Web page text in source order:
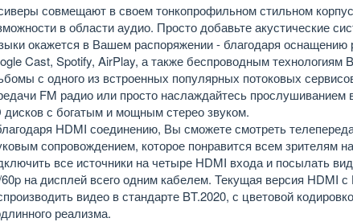
совмещают в своем тонкопрофильном стильном
в области аудио. Просто добавьте акустические
окажется в Вашем распоряжении - благодаря оснащению
Cast, Spotify, AirPlay, а также беспроводным технологиям
с одного из встроенных популярных потоковых
FM радио или просто наслаждайтесь прослушиванием
дисков с богатым и мощным стерео звуком.
HDMI соединению, Вы сможете смотреть
сопровождением, которое понравится всем зрителям
все источники на четыре HDMI входа и посылать
на дисплей всего одним кабелем. Текущая версия HDMI с
видео в стандарте BT.2020, с цветовой
реализма.